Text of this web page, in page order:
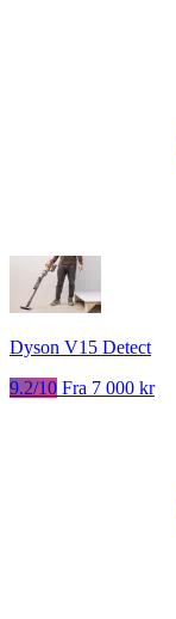
Dyson V15 Detect
9.2/10 Fra 7 000 kr